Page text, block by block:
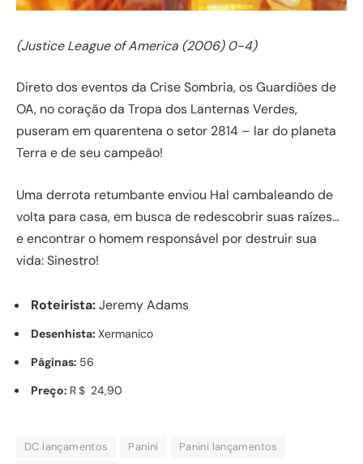
(Justice League of America (2006) 0-4)
Direto dos eventos da Crise Sombria, os Guardiões de
OA, no coração da Tropa dos Lanternas Verdes,
puseram em quarentena o setor 2814 – lar do planeta
Terra e de seu campeão!
Uma derrota retumbante enviou Hal cambaleando de
volta para casa, em busca de redescobrir suas raízes…
e encontrar o homem responsável por destruir sua
vida: Sinestro!
Roteirista:Jeremy Adams
Desenhista: Xermanico
Páginas: 56
Preço: R＄ 24,90
DC lançamentos Panini
Panini lançamentos